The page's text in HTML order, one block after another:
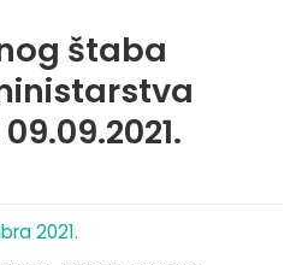
štaba
2021.